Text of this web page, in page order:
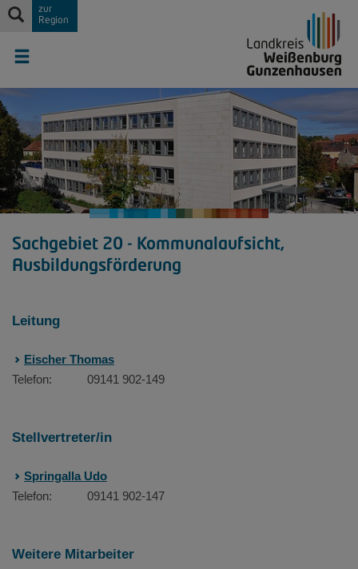
zur
Region
Sachgebiet 20 - Kommunalaufsicht,
Ausbildungsförderung
Leitung
Eischer Thomas
Telefon:
09141 902-149
Stellvertreter/in
Springalla Udo
Telefon:
09141 902-147
Weitere Mitarbeiter